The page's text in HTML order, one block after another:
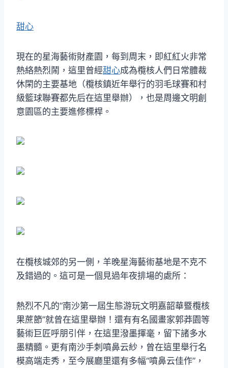
甜心
現在的星海藝術財產園，每到周末，即紅紅火非常
熱絡熱烈鬧，這里曾經甜心成為欖核人們日常體裁
休閑的主要基地（欖核鎮近年舉行的羽毛球賽和村
級籃球聯賽都先后在這里舉辦），也是周邊文明創
意園區的主要進修標桿。
在欖核城郊的另一側，羊晚星海藝術基地是不克不
及錯過的。這可是一個見過年夜排場的處所：
熱烈不凡的“南沙第一屆生態游玩文明嘉韶華暨欖核
果蔗節”就曾在這里舉辦！還有有名國畫家郭莽園等
藝術巨匠呼朋引伴，在這里潑墨揮毫，留下諸多水
墨精髓。更有南沙手刺噴鼻云紗，曾在這里舉行名
模高端走秀，至今展廳里還有多幅“噴鼻云佳作”，